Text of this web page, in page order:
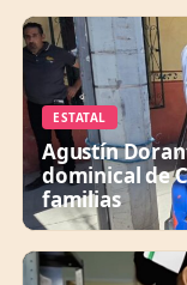
ESTATAL
Agustín
dominical de
familias